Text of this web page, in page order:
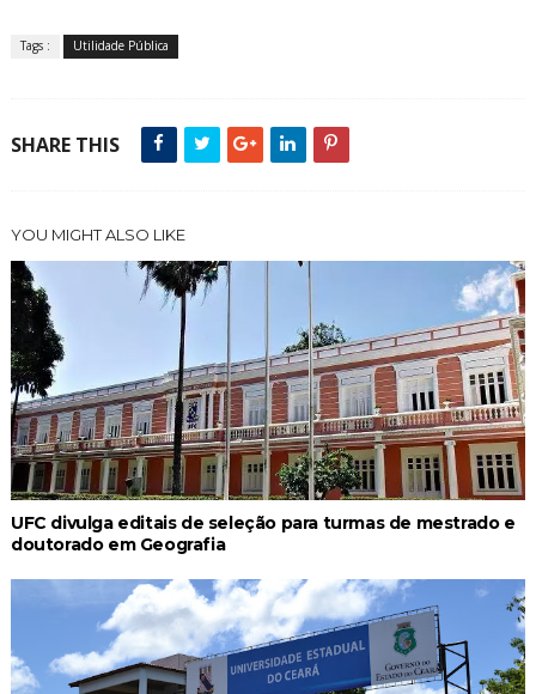
Tags : Utilidade Pública
SHARE THIS
YOU MIGHT ALSO LIKE
UFC divulga editais de seleção para turmas de mestrado e
doutorado em Geografia